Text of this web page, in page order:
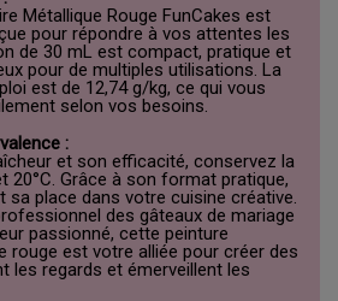
Métallique Rouge FunCakes est
pour répondre à vos attentes les
de 30 mL est compact, pratique et
pour de multiples utilisations. La
est de 12,74 g/kg, ce qui vous
selon vos besoins.
:
et son efficacité, conservez la
20°C. Grâce à son format pratique,
sa place dans votre cuisine créative.
des gâteaux de mariage
passionné, cette peinture
rouge est votre alliée pour créer des
les regards et émerveillent les